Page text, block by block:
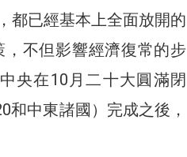
都已經基本上全面放開的
不但影響經濟復常的步
央在10月二十大圓滿閉
和中東諸國）完成之後，